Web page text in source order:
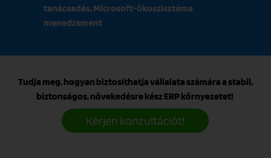
tanácsadás, Microsoft-ökoszisztéma
menedzsment
Tudja meg, hogyan biztosíthatja vállalata számára a stabil,
biztonságos, növekedésre kész ERP környezetet!
Kérjen konzultációt!